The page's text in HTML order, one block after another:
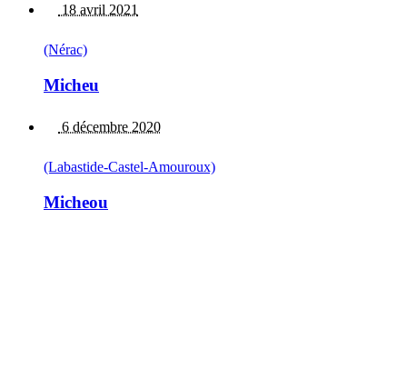
18 avril 2021
(Nérac)
Micheu
6 décembre 2020
(Labastide-Castel-Amouroux)
Micheou